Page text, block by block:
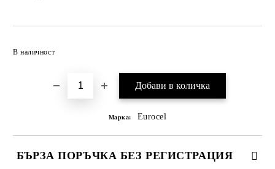
В наличност
Марка: Eurocel
БЪРЗА ПОРЪЧКА БЕЗ РЕГИСТРАЦИЯ